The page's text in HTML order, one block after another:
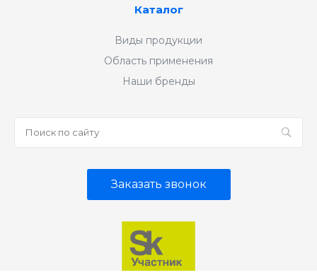
Каталог
Виды продукции
Область применения
Наши бренды
Заказать звонок